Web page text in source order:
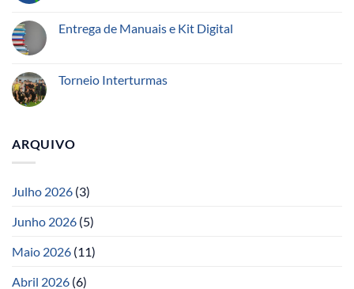
Entrega de Manuais e Kit Digital
Torneio Interturmas
ARQUIVO
Julho 2026 (3)
Junho 2026 (5)
Maio 2026 (11)
Abril 2026 (6)